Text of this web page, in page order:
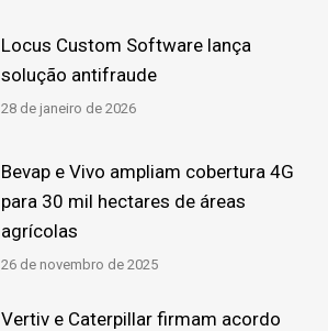
Locus Custom Software lança
solução antifraude
28 de janeiro de 2026
Bevap e Vivo ampliam cobertura 4G
para 30 mil hectares de áreas
agrícolas
26 de novembro de 2025
Vertiv e Caterpillar firmam acordo